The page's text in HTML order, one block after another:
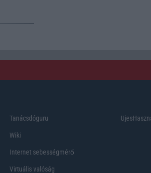
Tanácsdóguru
Wiki
Internet sebességmérő
Virtuális valóság